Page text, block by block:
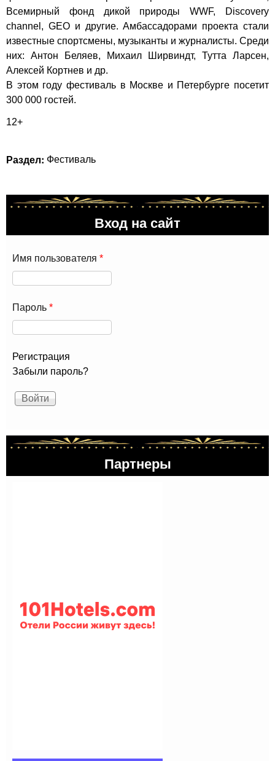
Всемирный фонд дикой природы WWF, Discovery
channel, GEO и другие. Амбассадорами проекта стали
известные спортсмены, музыканты и журналисты. Среди
них: Антон Беляев, Михаил Ширвиндт, Тутта Ларсен,
Алексей Кортнев и др.
В этом году фестиваль в Москве и Петербурге посетит
300 000 гостей.
12+
Раздел: Фестиваль
Вход на сайт
Имя пользователя *
Пароль *
Регистрация
Забыли пароль?
Партнеры